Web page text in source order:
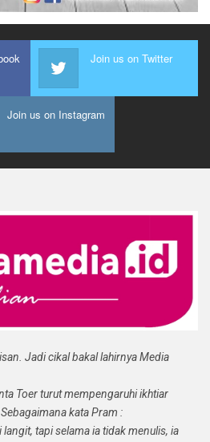
Join us on Twitter
Join us on Instagram
Jadi cikal bakal lahirnya Media
Toer turut mempengaruhi ikhtiar
kata Pram :
tapi selama ia tidak menulis, ia